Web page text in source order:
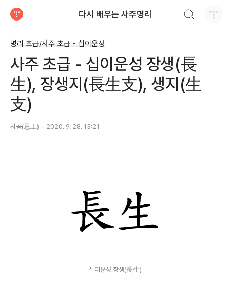
다시 배우는 사주명리
명리 초급/사주 초급 - 십이운성
사주 초급 - 십이운성 장생(長
生), 장생지(長生支), 생지(生
支)
사공(思工) 2020. 9. 28. 13:21
십이운성 장생(長生)